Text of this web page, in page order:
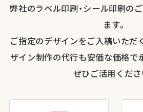
弊社のラベル印刷・シール印刷の
ます。
ご指定のデザインをご入稿いただ
ザイン制作の代行も安価な価格で
ぜひご活用くださ